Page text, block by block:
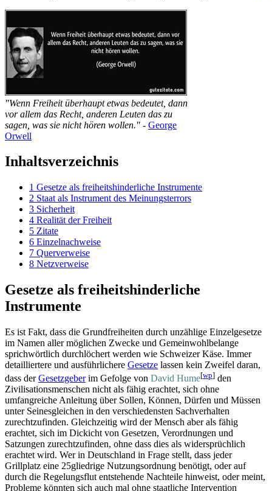
"Wenn Freiheit überhaupt etwas bedeutet, dann
vor allem das Recht, anderen Leuten das zu
sagen, was sie nicht hören wollen." - George
Orwell
Inhaltsverzeichnis
1 Gesetze als freiheitshinderliche Instrumente
2 Staat als Instrument des Meinungsterrors
3 Sicherheit
4 Realität der Freiheit
5 Zitate
6 Einzelnachweise
7 Querverweise
8 Netzverweise
Gesetze als freiheitshinderliche
Instrumente
Es ist Fakt, dass die Grundfreiheiten durch unzählige Einzelgesetze
im Namen aller möglichen Zwecke und Gemein­wohl­belange
sprichwörtlich durchlöchert werden wie Schweizer Käse. Immer
detailliertere und ausführlichere Gesetze lassen kein Zweifel daran,
dass derGesetzgeberim Gefolge von David Hume[wp] den
Zivilisations­menschen nicht als fähig erachtet, sich ohne
umfangreiche Anleitung über Sollen, Können, Dürfen und Müssen
unter Seinesgleichen in den verschiedensten Sachverhalten
zurechtzufinden. Gleichzeitig wird der Mensch aber als fähig
erachtet, sich im Dickicht von Gesetzen, Verordnungen und
Satzungen zurechtzufinden, ohne dass dies als widersprüchlich
erachtet wird. Wer in Deutschland in Frage stellt, dass jeder
Grillplatz eine 25gliedrige Nutzungs­ordnung benötigt, oder auf
durch die Regelungsflut entstehende Nachteile hinweist, oder meint,
Probleme könnten sich auch mal ohne staatliche Intervention